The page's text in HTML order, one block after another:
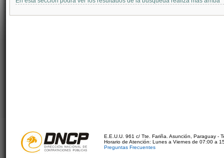
E.E.U.U. 961 c/ Tte. Fariña. Asunción, Paraguay -
Horario de Atención: Lunes a Viernes de 07:00 a
Preguntas Frecuentes